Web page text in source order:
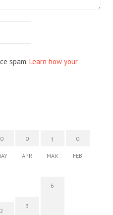
spam. Learn how your
0 0
APR
1
MAR
0
FEB
2
3
6